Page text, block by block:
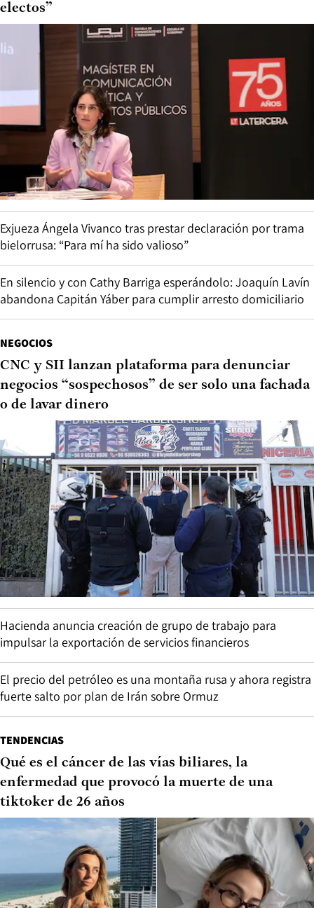
electos”
Exjueza Ángela Vivanco tras prestar declaración por trama
bielorrusa: “Para mí ha sido valioso”
En silencio y con Cathy Barriga esperándolo: Joaquín Lavín
abandona Capitán Yáber para cumplir arresto domiciliario
NEGOCIOS
CNC y SII lanzan plataforma para denunciar
negocios “sospechosos” de ser solo una fachada
o de lavar dinero
Hacienda anuncia creación de grupo de trabajo para
impulsar la exportación de servicios financieros
El precio del petróleo es una montaña rusa y ahora registra
fuerte salto por plan de Irán sobre Ormuz
TENDENCIAS
Qué es el cáncer de las vías biliares, la
enfermedad que provocó la muerte de una
tiktoker de 26 años